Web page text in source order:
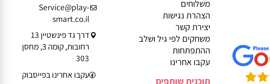
בלוג
ביטול עסקה
משלוחים
הצהרת נגישות
יצירת קשר
משחקים לפי גיל ושלב
טלפון: 08-9359935
Service@play-
smart.co.il
דרך גד פינשטיין 13